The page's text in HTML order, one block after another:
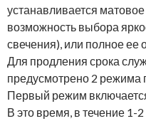
устанавливается
возможность выбора
свечения), или полное ее
Для продления срока
предусмотрено 2 режима
Первый режим
В это время, в течение 1-